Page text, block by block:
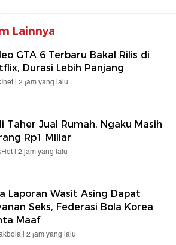
Lainnya
GTA 6 Terbaru Bakal Rilis di
Durasi Lebih Panjang
| 2 jam yang lalu
Taher Jual Rumah, Ngaku Masih
Rp1 Miliar
| 2 jam yang lalu
Laporan Wasit Asing Dapat
Seks, Federasi Bola Korea
Maaf
| 2 jam yang lalu